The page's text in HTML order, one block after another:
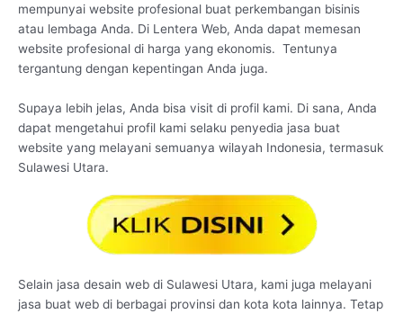
mempunyai website profesional buat perkembangan bisinis
atau lembaga Anda. Di Lentera Web, Anda dapat memesan
website profesional di harga yang ekonomis. Tentunya
tergantung dengan kepentingan Anda juga.
Supaya lebih jelas, Anda bisa visit di profil kami. Di sana, Anda
dapat mengetahui profil kami selaku penyedia jasa buat
website yang melayani semuanya wilayah Indonesia, termasuk
Sulawesi Utara.
Selain jasa desain web di Sulawesi Utara, kami juga melayani
jasa buat web di berbagai provinsi dan kota kota lainnya. Tetap